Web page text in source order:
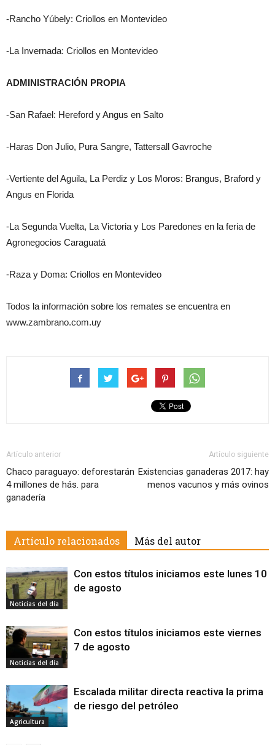
-Rancho Yúbely: Criollos en Montevideo
-La Invernada: Criollos en Montevideo
ADMINISTRACIÓN PROPIA
-San Rafael: Hereford y Angus en Salto
-Haras Don Julio, Pura Sangre, Tattersall Gavroche
-Vertiente del Aguila, La Perdiz y Los Moros: Brangus, Braford y
Angus en Florida
-La Segunda Vuelta, La Victoria y Los Paredones en la feria de
Agronegocios Caraguatá
-Raza y Doma: Criollos en Montevideo
Todos la información sobre los remates se encuentra en
www.zambrano.com.uy
Artículo anterior
Chaco paraguayo: deforestarán
4 millones de hás. para
ganadería
Artículo siguiente
Existencias ganaderas 2017: hay
menos vacunos y más ovinos
Artículo relacionados Más del autor
Noticias del día
Con estos títulos iniciamos este lunes 10
de agosto
Noticias del día
Con estos títulos iniciamos este viernes
7 de agosto
Agricultura
Escalada militar directa reactiva la prima
de riesgo del petróleo